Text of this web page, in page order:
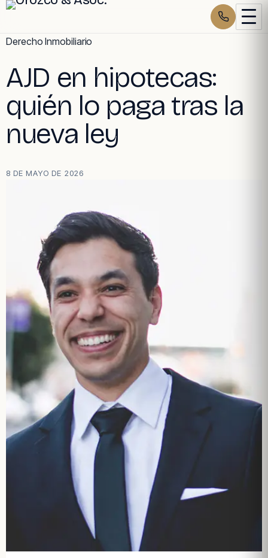
Skip
content
Derecho Inmobiliario
AJD en hipotecas:
quién lo paga tras la
nueva ley
8 DE MAYO DE 2026